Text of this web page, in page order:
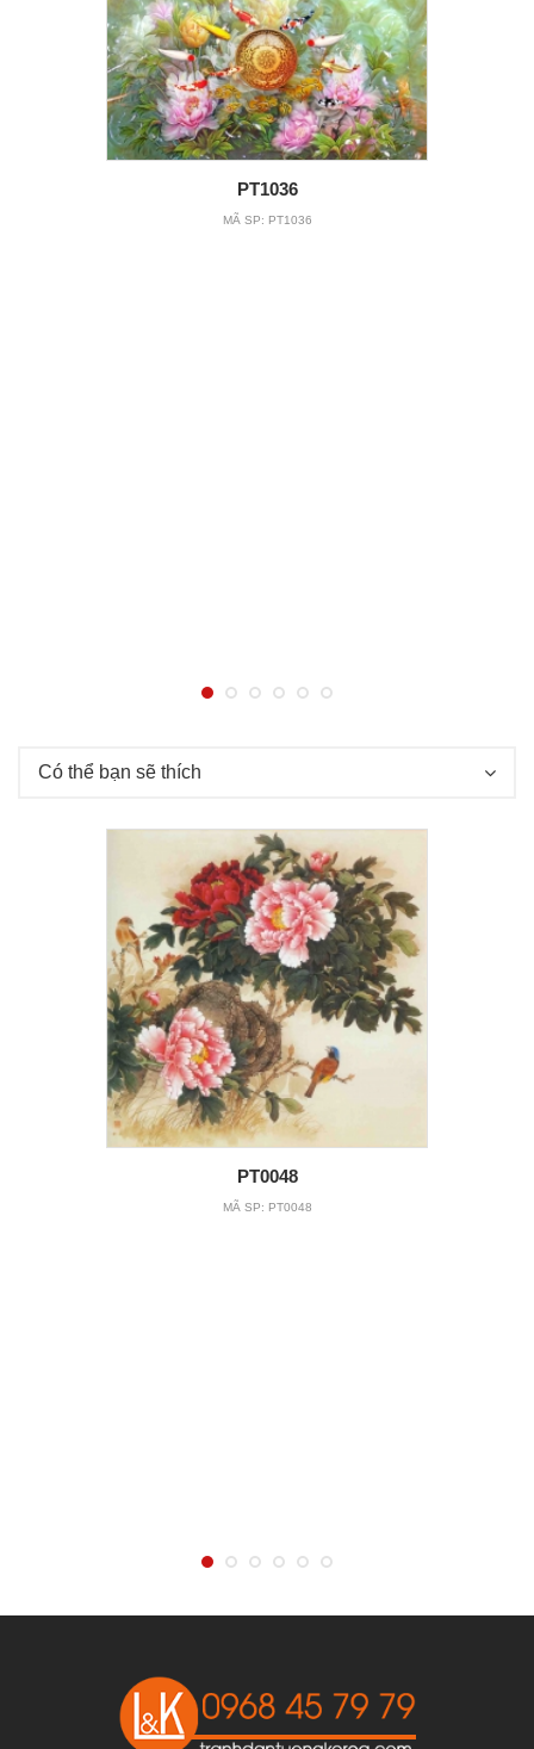
PT1036
MÃ SP: PT1036
Có thể bạn sẽ thích
PT0048
MÃ SP: PT0048